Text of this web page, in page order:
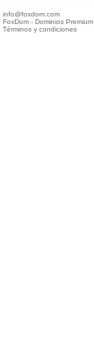
info@foxdom.com
FoxDom - Dominios Premium
Términos y condiciones